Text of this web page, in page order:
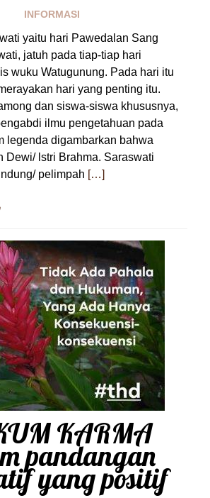
INFORMASI
yaitu hari Pawedalan Sang
jatuh pada tiap-tiap hari
wuku Watugunung. Pada hari itu
hari yang penting itu.
dan siswa-siswa khususnya,
ilmu pengetahuan pada
legenda digambarkan bahwa
Dewi/ lstri Brahma. Saraswati
pelimpah […]
KARMA
pandangan
yang positif